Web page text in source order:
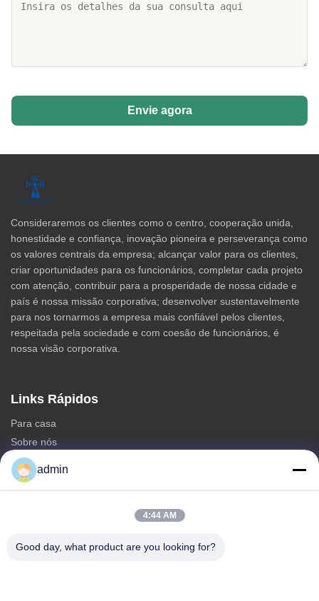
Envie agora
Consideraremos os clientes como o centro, cooperação unida,
honestidade e confiança, inovação pioneira e perseverança como
os valores centrais da empresa; alcançar valor para os clientes,
criar oportunidades para os funcionários, completar cada projeto
com atenção, contribuir para a prosperidade de nossa cidade e
país é nossa missão corporativa; desenvolver sustentavelmente
para nos tornarmos a empresa mais confiável pelos clientes,
respeitada pela sociedade e com coesão de funcionários, é
nossa visão corporativa.
Links Rápidos
Para casa
Sobre nós
produtos
Contacte-nos
torre de antena triangular
admin
4:44 AM
Good day, what product are you looking for?